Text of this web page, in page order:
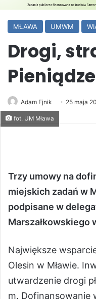
MŁAWA UMWM
Drogi,
Adam Ejnik 25 maja
fot. UM Mława
Trzy umowy na
miejskich zadań w
podpisane w
Marszałkowskiego
Największe
Olesin w Mławie.
utwardzenie drogi
m. Dofinansowanie